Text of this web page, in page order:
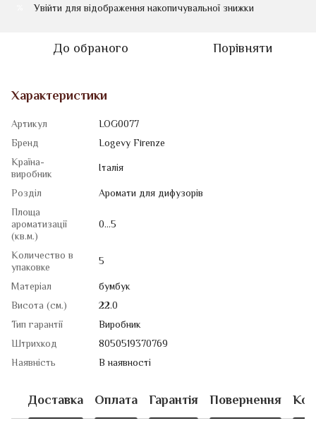
Увійти для відображення накопичувальної знижки
До обраного Порівняти
Характеристики
Артикул
LOG0077
Бренд
Logevy Firenze
Країна-
виробник
Італія
Розділ
Аромати для дифузорів
Площа
ароматизації
(кв.м.)
0...5
Количество в
упаковке
5
Матеріал
бумбук
Висота (см.)
22.0
Тип гарантії
Виробник
Штрихкод
8050519370769
Наявність
В наявності
Доставка Оплата Гарантія Повернення